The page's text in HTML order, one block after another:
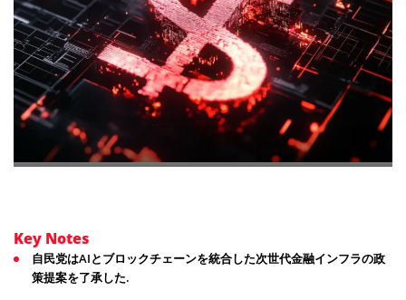
Key Notes
自民党はAIとブロックチェーンを統合した次世代金融インフラの政
策提案を了承した.